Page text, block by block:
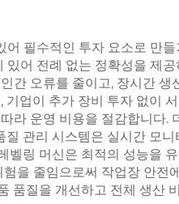
어 필수적인 투자 요소로 만
어 전례 없는 정확성을 제
간 오류를 줄이고, 장시간
업이 추가 장비 투자 없이
라 운영 비용을 절감합니다
관리 시스템은 실시간 모
벨링 머신은 최적의 성능을
을 줄임으로써 작업장 안
품질을 개선하고 전체 생산